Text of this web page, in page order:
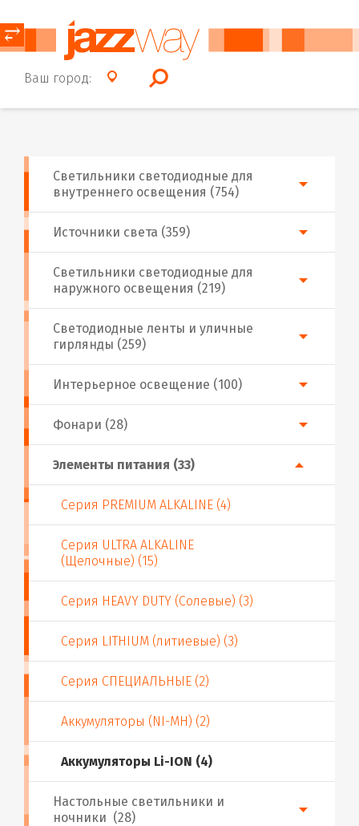
Ваш город:
⥂
Фонари (28)
Настольные светильники и
ночники (28)
Интерьерное освещение (100)
Источники света (359)
Светодиодные ленты и уличные
гирлянды (259)
Светильники светодиодные для
внутреннего освещения (754)
Светильники светодиодные для
наружного освещения (219)
Элементы питания (33)
Серия PREMIUM ALKALINE (4)
Серия ULTRA ALKALINE
(Щелочные) (15)
Серия HEAVY DUTY (Солевые) (3)
Серия LITHIUM (литиевые) (3)
Серия СПЕЦИАЛЬНЫЕ (2)
Аккумуляторы (NI-MH) (2)
Аккумуляторы Li-ION (4)